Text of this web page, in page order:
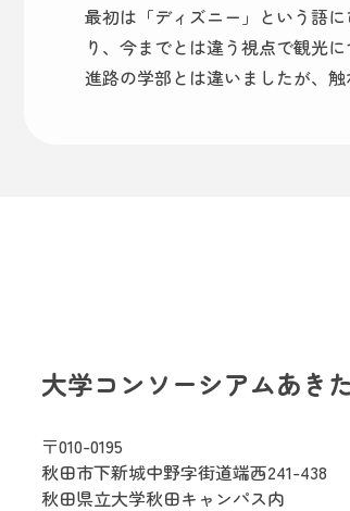
最初は「ディズニー」という語
り、今までとは違う視点で観光
進路の学部とは違いましたが、
大学コンソーシアムあき
〒010-0195
秋田市下新城中野字街道端西241-438
秋田県立大学秋田キャンパス内